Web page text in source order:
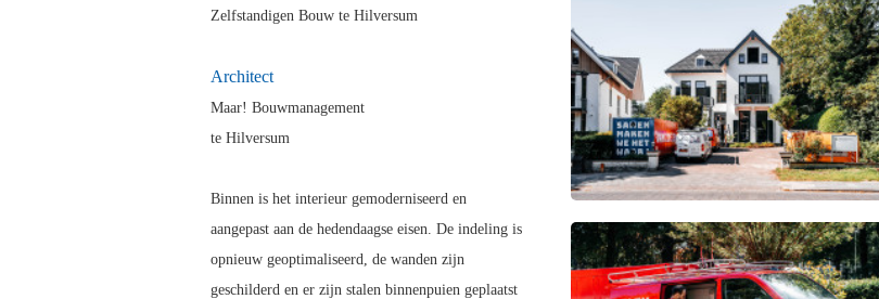
Zelfstandigen Bouw te Hilversum
Architect
Maar! Bouwmanagement
te Hilversum
Binnen is het interieur gemoderniseerd en
aangepast aan de hedendaagse eisen. De indeling is
opnieuw geoptimaliseerd, de wanden zijn
geschilderd en er zijn stalen binnenpuien geplaatst